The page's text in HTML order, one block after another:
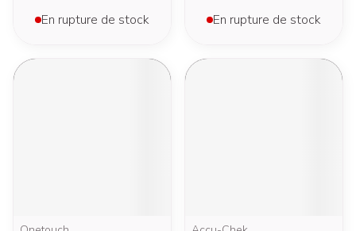
En rupture de stock En rupture de stock